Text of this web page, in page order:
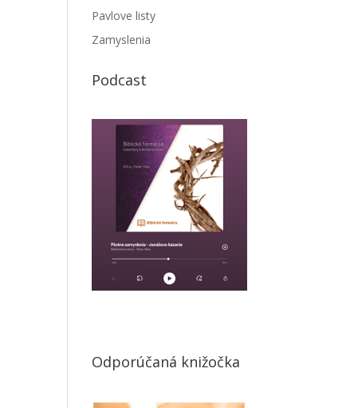
Pavlove listy
Zamyslenia
Podcast
Odporúčaná knižočka